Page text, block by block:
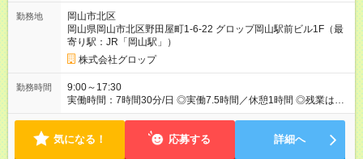
上を含みます。上記を超える時間外労働分は追加で支給しま
す。 ※給与は経験年数、マネジメント経験など、当社規定によ
り決定します。 【試用期間】試用期間あり 試用期間の長さ：3
ヶ月 雇用形態、給与は本採用時と同じです。
勤務地
岡山市北区
岡山県岡山市北区野田屋町1-6-22 グロップ岡山駅前ビル1F（最
寄り駅：JR「岡山駅」）
株式会社グロップ
勤務時間
9:00～17:30
実働時間：7時間30分/日 ◎実働7.5時間／休憩1時間 ◎残業は月
平均28.5時間です。
気になる！ 応募する 詳細へ